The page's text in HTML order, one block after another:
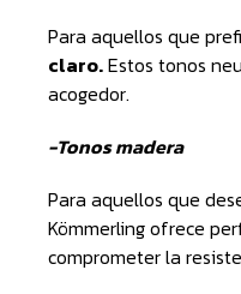
Para aquellos que
claro.Estos tonos
acogedor.
-Tonos madera
Para aquellos que
Kömmerling ofrece
comprometer la